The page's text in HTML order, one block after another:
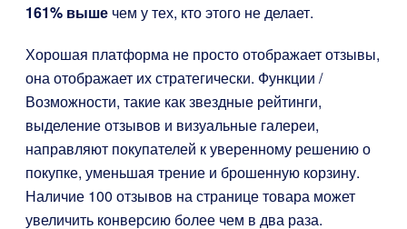
161% выше чем у тех, кто этого не делает.
Хорошая платформа не просто отображает отзывы,
она отображает их стратегически. Функции /
Возможности, такие как звездные рейтинги,
выделение отзывов и визуальные галереи,
направляют покупателей к уверенному решению о
покупке, уменьшая трение и брошенную корзину.
Наличие 100 отзывов на странице товара может
увеличить конверсию более чем в два раза.